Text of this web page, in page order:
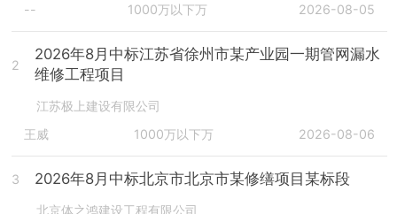
--
1000万以下万 2026-08-05
2
2026年8月中标江苏省徐州市某产业园一期管网漏水
维修工程项目
江苏极上建设有限公司
王威
1000万以下万 2026-08-06
3 2026年8月中标北京市北京市某修缮项目某标段
北京体之鸿建设工程有限公司